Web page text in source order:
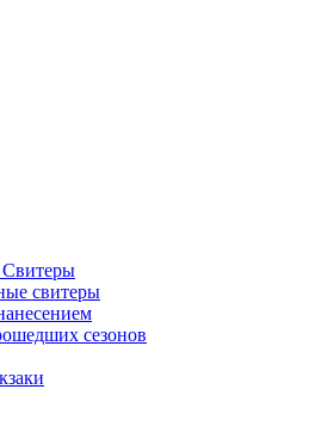
свитеры
сезонов